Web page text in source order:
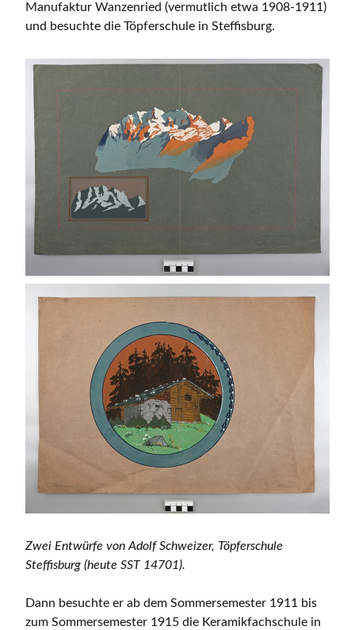
Manufaktur Wanzenried (vermutlich etwa 1908-1911)
und besuchte die Töpferschule in Steffisburg.
Zwei Entwürfe von Adolf Schweizer, Töpferschule
Steffisburg (heute SST 14701).
Dann besuchte er ab dem Sommersemester 1911 bis
zum Sommersemester 1915 die Keramikfachschule in